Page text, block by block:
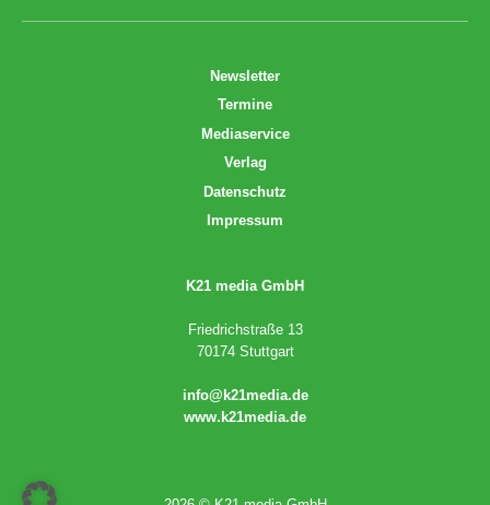
Newsletter
Termine
Mediaservice
Verlag
Datenschutz
Impressum
K21 media GmbH
Friedrichstraße 13
70174 Stuttgart
info@k21media.de
www.k21media.de